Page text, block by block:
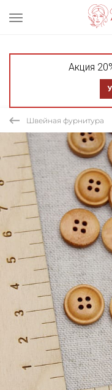
Акция
Швейная фурнитура